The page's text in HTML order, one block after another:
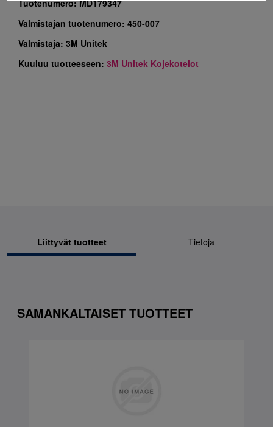
Tuotenumero:MD179347
Valmistajan tuotenumero: 450-007
Valmistaja: 3M Unitek
Kuuluu tuotteeseen: 3M Unitek Kojekotelot
Liittyvät tuotteet Tietoja
SAMANKALTAISET TUOTTEET